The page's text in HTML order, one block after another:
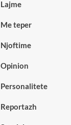
Lajme
Me teper
Njoftime
Opinion
Personalitete
Reportazh